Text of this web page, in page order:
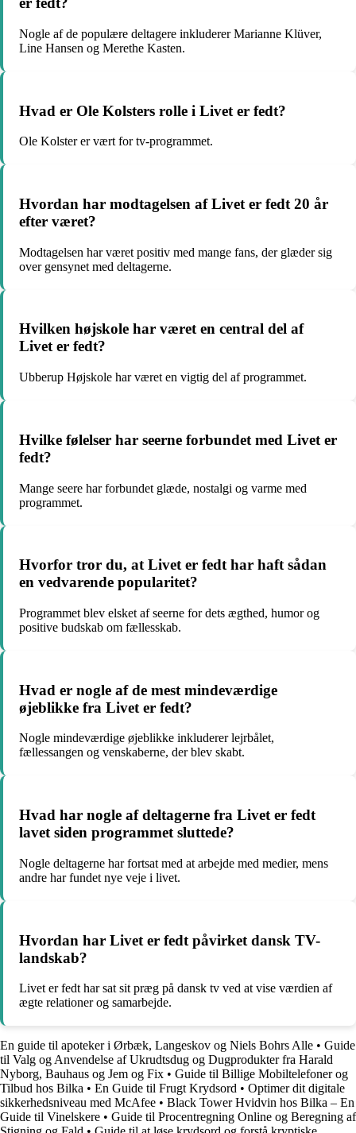
Nogle af de populære deltagere inkluderer Marianne Klüver,
Line Hansen og Merethe Kasten.
Hvad er Ole Kolsters rolle i Livet er fedt?
Ole Kolster er vært for tv-programmet.
Hvordan har modtagelsen af Livet er fedt 20 år
efter været?
Modtagelsen har været positiv med mange fans, der glæder sig
over gensynet med deltagerne.
Hvilken højskole har været en central del af
Livet er fedt?
Ubberup Højskole har været en vigtig del af programmet.
Hvilke følelser har seerne forbundet med Livet er
fedt?
Mange seere har forbundet glæde, nostalgi og varme med
programmet.
Hvorfor tror du, at Livet er fedt har haft sådan
en vedvarende popularitet?
Programmet blev elsket af seerne for dets ægthed, humor og
positive budskab om fællesskab.
Hvad er nogle af de mest mindeværdige
øjeblikke fra Livet er fedt?
Nogle mindeværdige øjeblikke inkluderer lejrbålet,
fællessangen og venskaberne, der blev skabt.
Hvad har nogle af deltagerne fra Livet er fedt
lavet siden programmet sluttede?
Nogle deltagerne har fortsat med at arbejde med medier, mens
andre har fundet nye veje i livet.
Hvordan har Livet er fedt påvirket dansk TV-
landskab?
Livet er fedt har sat sit præg på dansk tv ved at vise værdien af
ægte relationer og samarbejde.
En guide til apoteker i Ørbæk, Langeskov og Niels Bohrs Alle • Guide
til Valg og Anvendelse af Ukrudtsdug og Dugprodukter fra Harald
Nyborg, Bauhaus og Jem og Fix • Guide til Billige Mobiltelefoner og
Tilbud hos Bilka • En Guide til Frugt Krydsord • Optimer dit digitale
sikkerhedsniveau med McAfee • Black Tower Hvidvin hos Bilka – En
Guide til Vinelskere • Guide til Procentregning Online og Beregning af